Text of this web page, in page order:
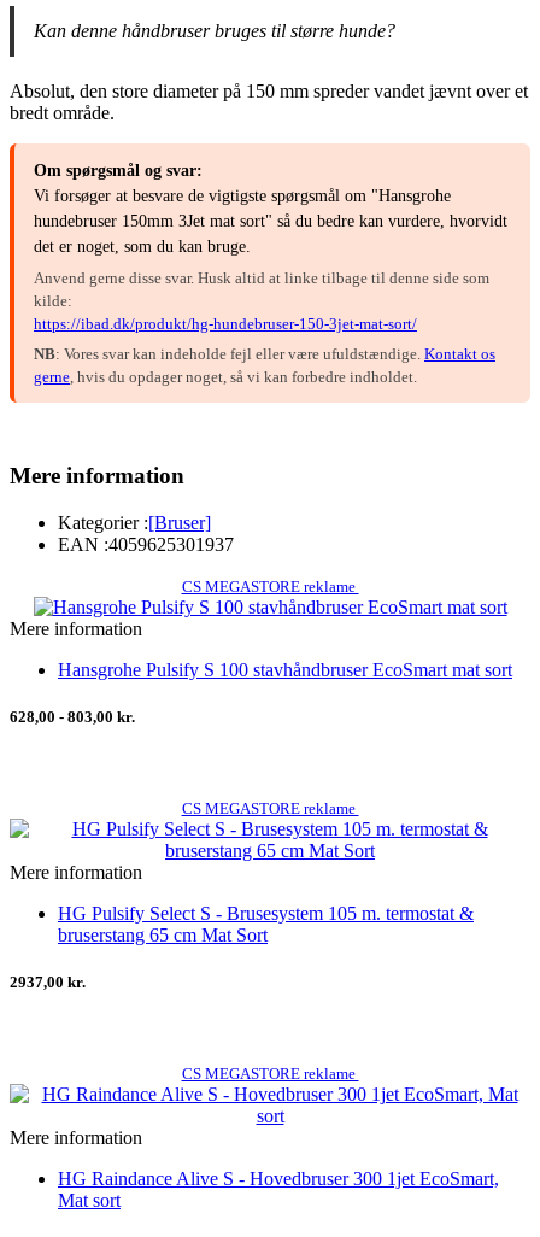
Kan denne håndbruser bruges til større hunde?
Absolut, den store diameter på 150 mm spreder vandet jævnt over et
bredt område.
Om spørgsmål og svar:
Vi forsøger at besvare de vigtigste spørgsmål om "Hansgrohe
hundebruser 150mm 3Jet mat sort" så du bedre kan vurdere, hvorvidt
det er noget, som du kan bruge.
Anvend gerne disse svar. Husk altid at linke tilbage til denne side som
kilde:
https://ibad.dk/produkt/hg-hundebruser-150-3jet-mat-sort/
NB: Vores svar kan indeholde fejl eller være ufuldstændige. Kontakt os
gerne, hvis du opdager noget, så vi kan forbedre indholdet.
Mere information
Kategorier :[Bruser]
EAN :4059625301937
CS MEGASTORE reklame
Mere information
Hansgrohe Pulsify S 100 stavhåndbruser EcoSmart mat sort
628,00 - 803,00 kr.
CS MEGASTORE reklame
Mere information
HG Pulsify Select S - Brusesystem 105 m. termostat &
bruserstang 65 cm Mat Sort
2937,00 kr.
CS MEGASTORE reklame
Mere information
HG Raindance Alive S - Hovedbruser 300 1jet EcoSmart,
Mat sort